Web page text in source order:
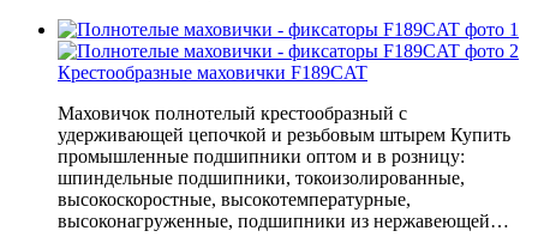
Крестообразные маховички F189CAT
Маховичок полнотелый крестообразный с
удерживающей цепочкой и резьбовым штырем Купить
промышленные подшипники оптом и в розницу:
шпиндельные подшипники, токоизолированные,
высокоскоростные, высокотемпературные,
высоконагруженные, подшипники из нержавеющей…